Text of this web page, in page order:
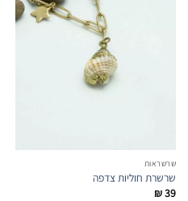
שרשראות
שרשרת חוליות צדפה
₪39